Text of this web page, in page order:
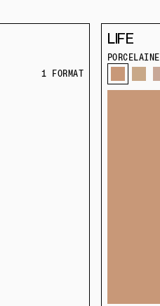
1 FORMAT
LIFE
PORCELAINE